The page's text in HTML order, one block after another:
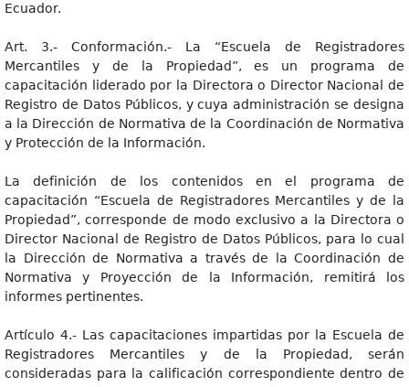
Ecuador.
Art. 3.- Conformación.- La “Escuela de Registradores
Mercantiles y de la Propiedad”, es un programa de
capacitación liderado por la Directora o Director Nacional de
Registro de Datos Públicos, y cuya administración se designa
a la Dirección de Normativa de la Coordinación de Normativa
y Protección de la Información.
La definición de los contenidos en el programa de
capacitación “Escuela de Registradores Mercantiles y de la
Propiedad”, corresponde de modo exclusivo a la Directora o
Director Nacional de Registro de Datos Públicos, para lo cual
la Dirección de Normativa a través de la Coordinación de
Normativa y Proyección de la Información, remitirá los
informes pertinentes.
Artículo 4.- Las capacitaciones impartidas por la Escuela de
Registradores Mercantiles y de la Propiedad, serán
consideradas para la calificación correspondiente dentro de